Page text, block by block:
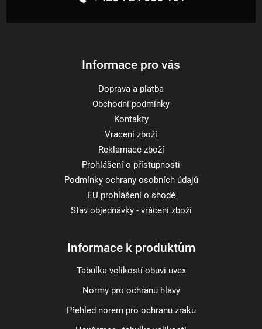
Informace pro vás
Doprava a platba
Obchodní podmínky
Kontakty
Vracení zboží
Reklamace zboží
Prohlášení o přístupnosti
Podmínky ochrany osobních údajů
EU prohlášení o shodě
Stav objednávky - vrácení zboží
Informace k produktům
Tabulka velikostí obuvi uvex
Normy pro ochranu hlavy
Přehled norem pro ochranu zraku